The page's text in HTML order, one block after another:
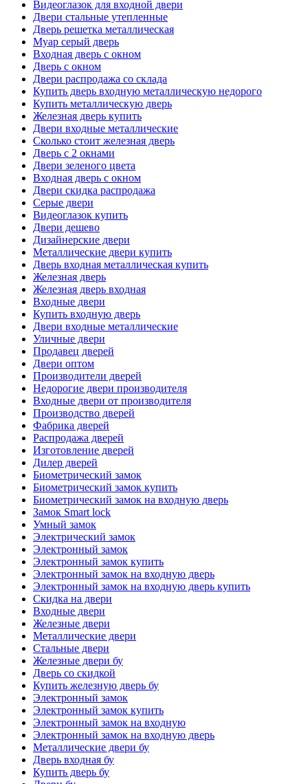
Видеоглазок для входной двери
Двери стальные утепленные
Дверь решетка металлическая
Муар серый дверь
Входная дверь с окном
Дверь с окном
Двери распродажа со склада
Купить дверь входную металлическую недорого
Купить металлическую дверь
Железная дверь купить
Двери входные металлические
Сколько стоит железная дверь
Дверь с 2 окнами
Двери зеленого цвета
Входная дверь с окном
Двери скидка распродажа
Серые двери
Видеоглазок купить
Двери дешево
Дизайнерские двери
Металлические двери купить
Дверь входная металлическая купить
Железная дверь
Железная дверь входная
Входные двери
Купить входную дверь
Двери входные металлические
Уличные двери
Продавец дверей
Двери оптом
Производители дверей
Недорогие двери производителя
Входные двери от производителя
Производство дверей
Фабрика дверей
Распродажа дверей
Изготовление дверей
Дилер дверей
Биометрический замок
Биометрический замок купить
Биометрический замок на входную дверь
Замок Smart lock
Умный замок
Электрический замок
Электронный замок
Электронный замок купить
Электронный замок на входную дверь
Электронный замок на входную дверь купить
Скидка на двери
Входные двери
Железные двери
Металлические двери
Стальные двери
Железные двери бу
Дверь со скидкой
Купить железную дверь бу
Электронный замок
Электронный замок купить
Электронный замок на входную
Электронный замок на входную дверь
Металлические двери бу
Дверь входная бу
Купить дверь бу